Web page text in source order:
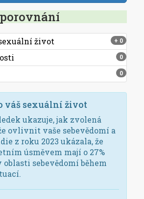
život + 0
0
0
váš sexuální život
ukazuje, jak zvolená
ovlivnit vaše sebevědomí a
z roku 2023 ukázala, že
úsměvem mají o 27%
sebevědomí během